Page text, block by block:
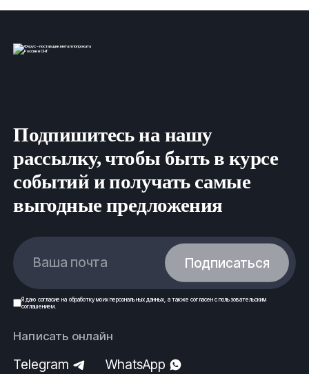
Подпишитесь на нашу
рассылку, чтобы быть в курсе
событий и получать самые
выгодные предложения
Ваша почта Подписаться
Я даю согласие на обработку моих персональных данных , а также согласен спользовательским
соглашением.
Написать онлайн
Telegram
WhatsApp